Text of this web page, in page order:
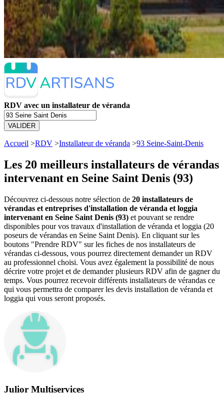
RDV avec un installateur de véranda
VALIDER
Accueil >RDV >Installateur de véranda >93 Seine-Saint-Denis
Les 20 meilleurs installateurs de vérandas
intervenant en Seine Saint Denis (93)
Découvrez ci-dessous notre sélection de 20 installateurs de
vérandas et entreprises d'installation de véranda et loggia
intervenant en Seine Saint Denis (93) et pouvant se rendre
disponibles pour vos travaux d'installation de véranda et loggia (20
poseurs de vérandas en Seine Saint Denis). En cliquant sur les
boutons "Prendre RDV" sur les fiches de nos installateurs de
vérandas ci-dessous, vous pourrez directement demander un RDV
au professionnel choisi. Vous avez également la possibilité de nous
décrire votre projet et de demander plusieurs RDV afin de gagner du
temps. Vous pourrez recevoir différents installateurs de vérandas ce
qui vous permettra de comparer les devis installation de véranda et
loggia qui vous seront proposés.
Julior Multiservices